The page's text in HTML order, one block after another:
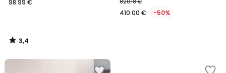
98.99 €
3,4
/
820.18 €
410.00 € -50%